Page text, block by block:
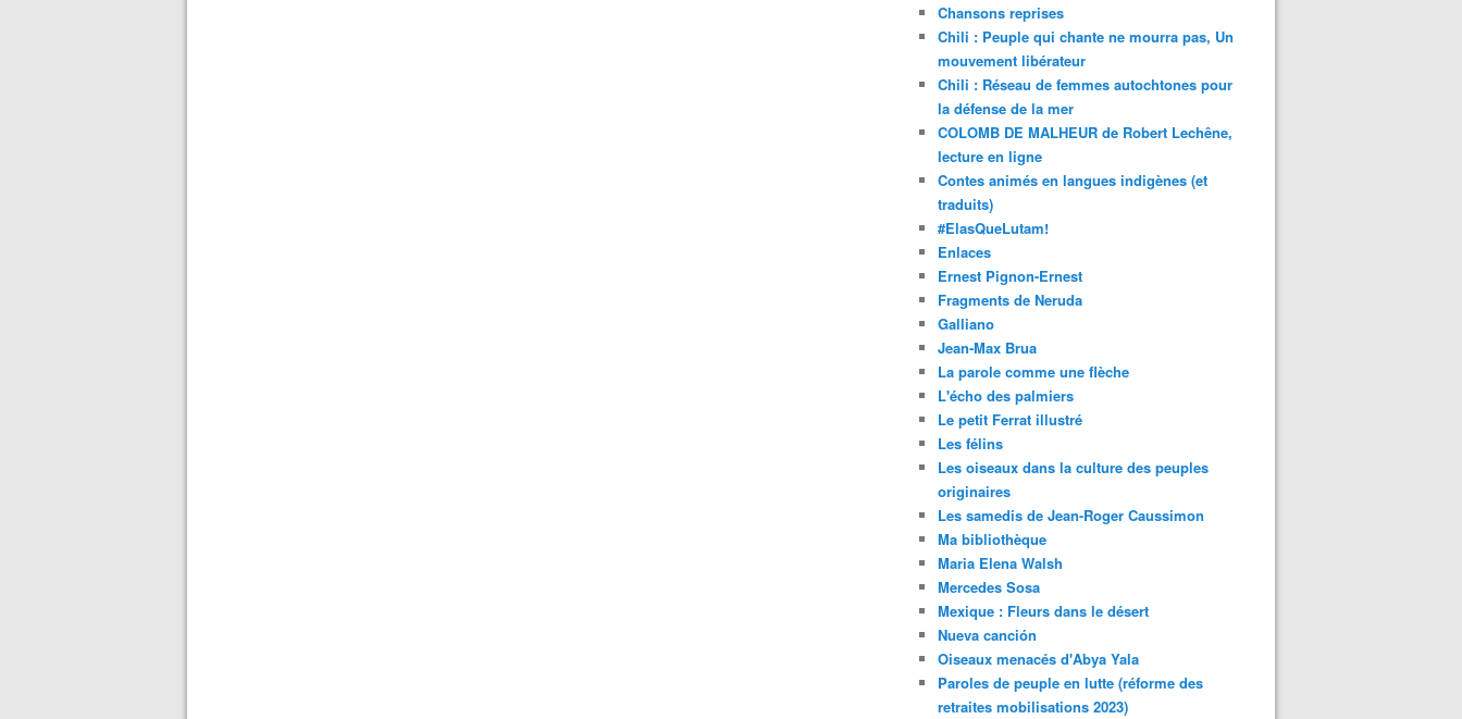
Chansons reprises
Chili : Peuple qui chante ne mourra pas, Un
mouvement libérateur
Chili : Réseau de femmes autochtones pour
la défense de la mer
COLOMB DE MALHEUR de Robert Lechêne,
lecture en ligne
Contes animés en langues indigènes (et
traduits)
#ElasQueLutam!
Enlaces
Ernest Pignon-Ernest
Fragments de Neruda
Galliano
Jean-Max Brua
La parole comme une flèche
L'écho des palmiers
Le petit Ferrat illustré
Les félins
Les oiseaux dans la culture des peuples
originaires
Les samedis de Jean-Roger Caussimon
Ma bibliothèque
Maria Elena Walsh
Mercedes Sosa
Mexique : Fleurs dans le désert
Nueva canción
Oiseaux menacés d'Abya Yala
Paroles de peuple en lutte (réforme des
retraites mobilisations 2023)